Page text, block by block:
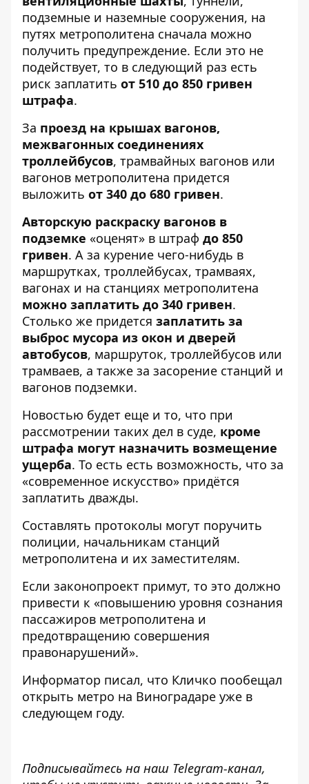
подземные и наземные сооружения, на
путях метрополитена сначала можно
получить предупреждение. Если это не
подействует, то в следующий раз есть
риск заплатить от 510 до 850 гривен
штрафа.
За проезд на крышах вагонов,
межвагонных соединениях
троллейбусов, трамвайных вагонов или
вагонов метрополитена придется
выложить от 340 до 680 гривен.
Авторскую раскраску вагонов в
подземке «оценят» в штраф до 850
гривен. А за курение чего-нибудь в
маршрутках, троллейбусах, трамваях,
вагонах и на станциях метрополитена
можно заплатить до 340 гривен.
Столько же придется заплатить за
выброс мусора из окон и дверей
автобусов, маршруток, троллейбусов или
трамваев, а также за засорение станций и
вагонов подземки.
Новостью будет еще и то, что при
рассмотрении таких дел в суде, кроме
штрафа могут назначить возмещение
ущерба. То есть есть возможность, что за
«современное искусство» придётся
заплатить дважды.
Составлять протоколы могут поручить
полиции, начальникам станций
метрополитена и их заместителям.
Если законопроект примут, то это должно
привести к «повышению уровня сознания
пассажиров метрополитена и
предотвращению совершения
правонарушений».
Информатор писал, что Кличко пообещал
открыть метро на Виноградаре уже в
следующем году.
Подписывайтесь на наш Telegram-канал,